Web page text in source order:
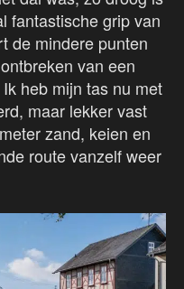
fantastische grip van
de mindere punten
van een
heb mijn tas nu met
maar lekker vast
zand, keien en
route vanzelf weer